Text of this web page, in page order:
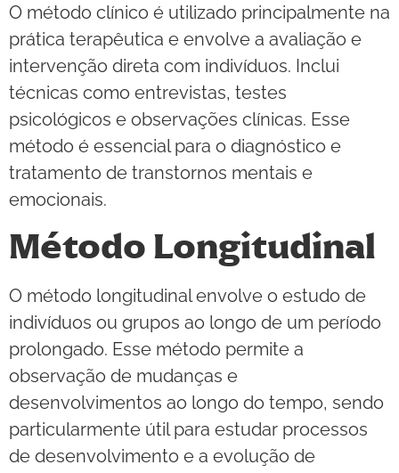
O método clínico é utilizado principalmente na
prática terapêutica e envolve a avaliação e
intervenção direta com indivíduos. Inclui
técnicas como entrevistas, testes
psicológicos e observações clínicas. Esse
método é essencial para o diagnóstico e
tratamento de transtornos mentais e
emocionais.
Método Longitudinal
O método longitudinal envolve o estudo de
indivíduos ou grupos ao longo de um período
prolongado. Esse método permite a
observação de mudanças e
desenvolvimentos ao longo do tempo, sendo
particularmente útil para estudar processos
de desenvolvimento e a evolução de